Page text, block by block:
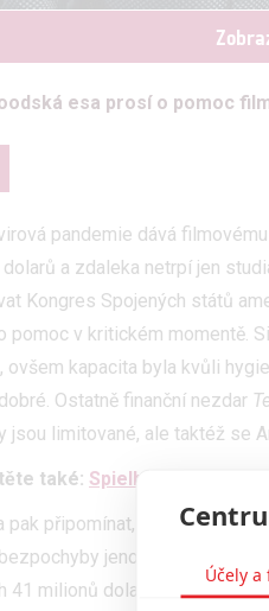
esa prosí o pomoc
pandemie dává
a zdaleka netrpí jen
Kongres Spojených států
pomoc v kritickém momentě.
ovšem kapacita byla kvůli
Ostatně finanční nezdar
jsou limitované, ale taktéž se
také: Spielberg, Hercule
pak připomínat, že na podzim
jenom zhorší.
41 milionů dolarů) a odvětví si
Účely a